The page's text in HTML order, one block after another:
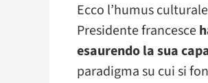
Ecco l’humus
Presidente francesce
esaurendo la sua
paradigma su cui si